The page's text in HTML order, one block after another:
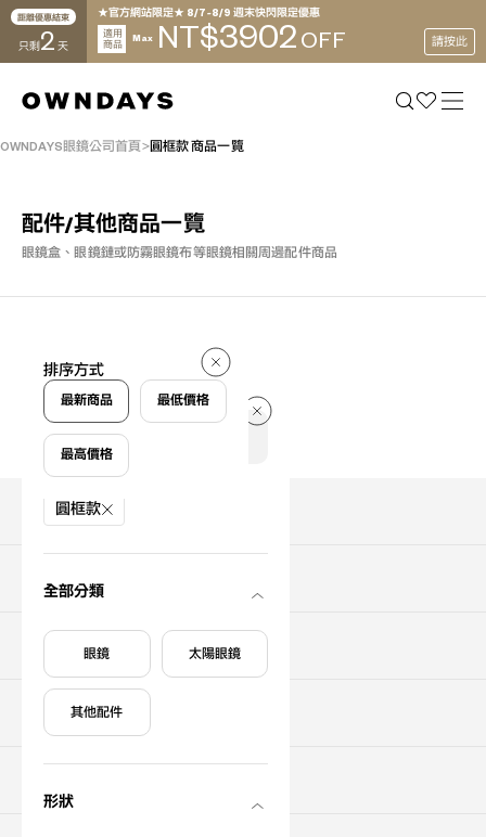
距離優惠結束
只剩 2 天
★官方網站限定★ 8/7~8/9 週末快閃限定優惠
適用
商品
Max NT$3902 OFF 請按此
OWNDAYS眼鏡公司首頁 圓框款 商品一覽
配件/其他商品一覽
眼鏡盒、眼鏡鏈或防霧眼鏡布等眼鏡相關周邊配件商品
篩選條件
圓框款
全部分類
眼鏡 太陽眼鏡
其他配件
形狀
排序方式
最新商品 最低價格
最高價格
搜尋商品
搜尋門市
關於OWNDAYS